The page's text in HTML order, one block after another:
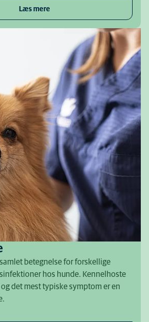
Læs mere
betegnelse for forskellige
hos hunde. Kennelhoste
det mest typiske symptom er en